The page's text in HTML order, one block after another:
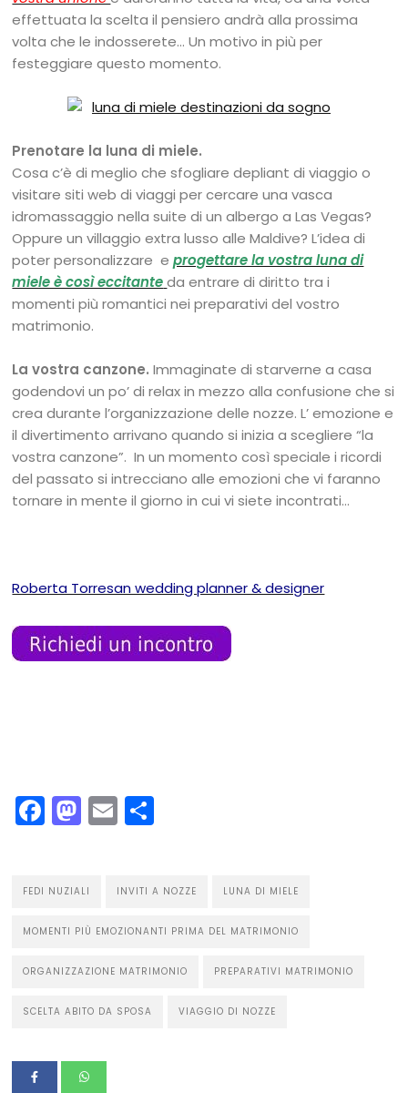
effettuata la scelta il pensiero andrà alla prossima
volta che le indosserete… Un motivo in più per
festeggiare questo momento.
Prenotare la luna di miele.
Cosa c’è di meglio che sfogliare depliant di viaggio o
visitare siti web di viaggi per cercare una vasca
idromassaggio nella suite di un albergo a Las Vegas?
Oppure un villaggio extra lusso alle Maldive? L’idea di
poter personalizzare eprogettare la vostra luna di
miele è così eccitante da entrare di diritto tra i
momenti più romantici nei preparativi del vostro
matrimonio.
La vostra canzone. Immaginate di starverne a casa
godendovi un po’ di relax in mezzo alla confusione che si
crea durante l’organizzazione delle nozze. L’ emozione e
il divertimento arrivano quando si inizia a scegliere “la
vostra canzone”. In un momento così speciale i ricordi
del passato si intrecciano alle emozioni che vi faranno
tornare in mente il giorno in cui vi siete incontrati…
Roberta Torresan wedding planner & designer
Facebook
Mastodon
Email
FEDI NUZIALI INVITI A NOZZE LUNA DI MIELE
MOMENTI PIÙ EMOZIONANTI PRIMA DEL MATRIMONIO
ORGANIZZAZIONE MATRIMONIO PREPARATIVI MATRIMONIO
SCELTA ABITO DA SPOSA VIAGGIO DI NOZZE